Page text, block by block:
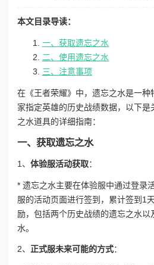
本文目录导读：
一、获取遗忘之水
二、使用遗忘之水
三、注意事项
在《王者荣耀》中，遗忘之水是一
家指定英雄的历史战绩数据，以下是
之水道具的详细指南：
一、获取遗忘之水
1、 体验服活动获取：
* 遗忘之水主要在体验服中通过登录
服的活动页面进行签到，累计签到1
励，包括两个历史战绩的遗忘之水以
水。
2、 正式服未来可能的方式：